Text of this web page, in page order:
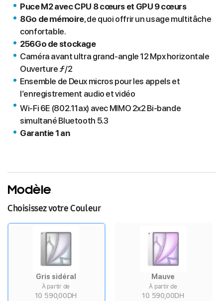
Puce M2 avec CPU 8 cœurs et GPU 9 cœurs
8Go de mémoire, de quoi offrir un usage multitâche
confortable.
256Go de stockage
Caméra avant ultra grand-angle 12 Mpx horizontale
Ouverture ƒ/2
Ensemble de Deux micros pour les appels et
l’enregistrement audio et vidéo
Wi‑Fi 6E (802.11ax) avec MIMO 2x2 Bi‑bande
simultané Bluetooth 5.3
Garantie 1 an
Modèle
Choisissez votre Couleur
Gris sidéral
À partir de
10 590,00DH
Mauve
À partir de
10 590,00DH